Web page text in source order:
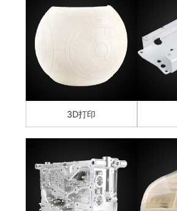
3D打印